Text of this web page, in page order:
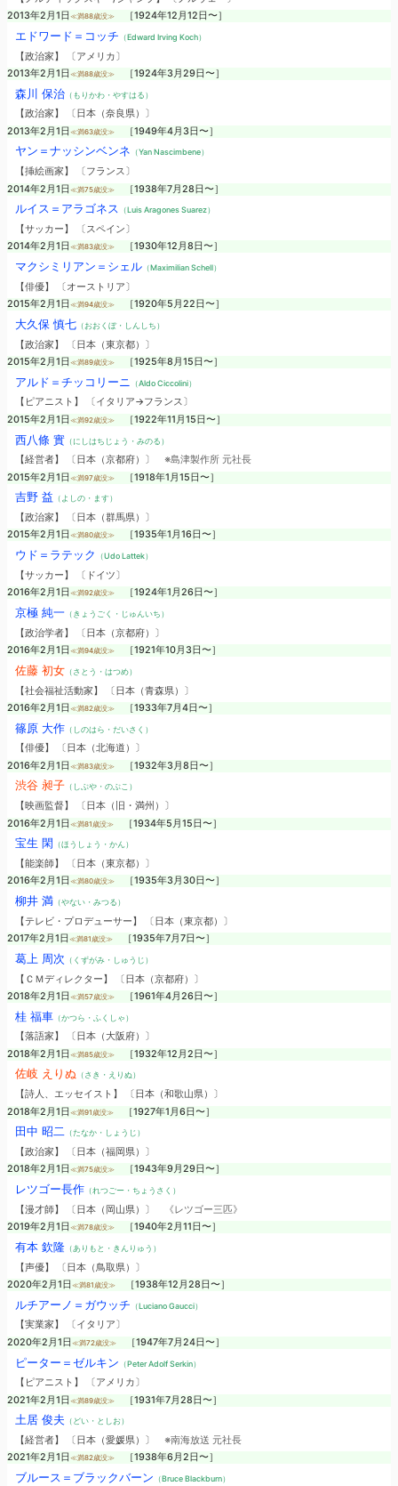
2013年2月1日 ≪満88歳没≫ ［1924年12月12日〜］
エドワード＝コッチ （Edward Irving Koch）
【政治家】 〔アメリカ〕
2013年2月1日 ≪満88歳没≫ ［1924年3月29日〜］
森川 保治（もりかわ・やすはる）
【政治家】 〔日本（奈良県）〕
2013年2月1日 ≪満63歳没≫ ［1949年4月3日〜］
ヤン＝ナッシンベンネ （Yan Nascimbene）
【挿絵画家】 〔フランス〕
2014年2月1日 ≪満75歳没≫ ［1938年7月28日〜］
ルイス＝アラゴネス （Luis Aragones Suarez）
【サッカー】 〔スペイン〕
2014年2月1日 ≪満83歳没≫ ［1930年12月8日〜］
マクシミリアン＝シェル（Maximilian Schell）
【俳優】 〔オーストリア〕
2015年2月1日 ≪満94歳没≫ ［1920年5月22日〜］
大久保 慎七（おおくぼ・しんしち）
【政治家】 〔日本（東京都）〕
2015年2月1日 ≪満89歳没≫ ［1925年8月15日〜］
アルド＝チッコリーニ （Aldo Ciccolini）
【ピアニスト】 〔イタリア→フランス〕
2015年2月1日 ≪満92歳没≫ ［1922年11月15日〜］
西八條 實（にしはちじょう・みのる）
【経営者】 〔日本（京都府）〕 ※島津製作所 元社長
2015年2月1日 ≪満97歳没≫ ［1918年1月15日〜］
吉野 益 （よしの・ます）
【政治家】 〔日本（群馬県）〕
2015年2月1日 ≪満80歳没≫ ［1935年1月16日〜］
ウド＝ラテック （Udo Lattek）
【サッカー】 〔ドイツ〕
2016年2月1日 ≪満92歳没≫ ［1924年1月26日〜］
京極 純一（きょうごく・じゅんいち）
【政治学者】 〔日本（京都府）〕
2016年2月1日 ≪満94歳没≫ ［1921年10月3日〜］
佐藤 初女（さとう・はつめ）
【社会福祉活動家】 〔日本（青森県）〕
2016年2月1日 ≪満82歳没≫ ［1933年7月4日〜］
篠原 大作（しのはら・だいさく）
【俳優】 〔日本（北海道）〕
2016年2月1日 ≪満83歳没≫ ［1932年3月8日〜］
渋谷 昶子（しぶや・のぶこ）
【映画監督】 〔日本（旧・満州）〕
2016年2月1日 ≪満81歳没≫ ［1934年5月15日〜］
宝生 閑 （ほうしょう・かん）
【能楽師】 〔日本（東京都）〕
2016年2月1日 ≪満80歳没≫ ［1935年3月30日〜］
柳井 満（やない・みつる）
【テレビ・プロデューサー】 〔日本（東京都）〕
2017年2月1日 ≪満81歳没≫ ［1935年7月7日〜］
葛上 周次 （くずがみ・しゅうじ）
【ＣＭディレクター】 〔日本（京都府）〕
2018年2月1日 ≪満57歳没≫ ［1961年4月26日〜］
桂 福車（かつら・ふくしゃ）
【落語家】 〔日本（大阪府）〕
2018年2月1日 ≪満85歳没≫ ［1932年12月2日〜］
佐岐 えりぬ （さき・えりぬ）
【詩人、エッセイスト】 〔日本（和歌山県）〕
2018年2月1日 ≪満91歳没≫ ［1927年1月6日〜］
田中 昭二（たなか・しょうじ）
【政治家】 〔日本（福岡県）〕
2018年2月1日 ≪満75歳没≫ ［1943年9月29日〜］
レツゴー長作（れつごー・ちょうさく）
【漫才師】 〔日本（岡山県）〕
《レツゴー三匹》
2019年2月1日 ≪満78歳没≫ ［1940年2月11日〜］
有本 欽隆（ありもと・きんりゅう）
【声優】 〔日本（鳥取県）〕
2020年2月1日 ≪満81歳没≫ ［1938年12月28日〜］
ルチアーノ＝ガウッチ （Luciano Gaucci）
【実業家】 〔イタリア〕
2020年2月1日 ≪満72歳没≫ ［1947年7月24日〜］
ピーター＝ゼルキン （Peter Adolf Serkin）
【ピアニスト】 〔アメリカ〕
2021年2月1日 ≪満89歳没≫ ［1931年7月28日〜］
土居 俊夫 （どい・としお）
【経営者】 〔日本（愛媛県）〕 ※南海放送 元社長
2021年2月1日 ≪満82歳没≫ ［1938年6月2日〜］
ブルース＝ブラックバーン （Bruce Blackburn）